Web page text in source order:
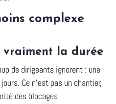
complexe
vraiment la durée
de dirigeants ignorent : une
. Ce n'est pas un chantier,
des blocages